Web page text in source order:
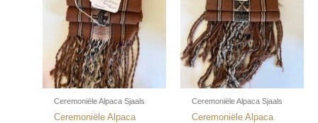
Ceremoniële Alpaca Sjaals
Ceremoniële Alpaca
Ceremoniële Alpaca Sjaals
Ceremoniële Alpaca